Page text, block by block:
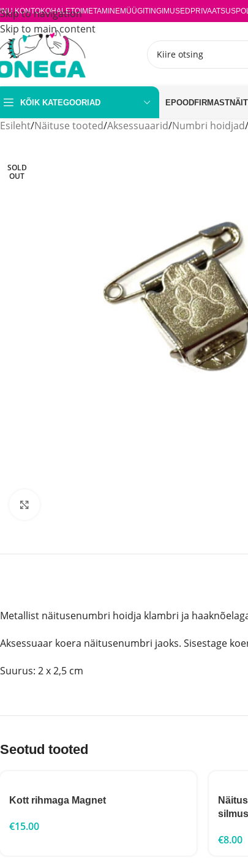
Skip to navigation
Skip to main content
KONTOKOHALETOIMETAMINEMÜÜGITINGIMUSED
KÕIK KATEGOORIAD EPOODFIRMAST
Esileht/Näituse tooted/Aksessuaarid/Numbri hoidjad/
SOLD
OUT
Metallist näitusenumbri hoidja klambri ja
Aksessuaar koera näitusenumbri jaoks. Sisestage
Suurus: 2 x 2,5 cm
Seotud tooted
Kott rihmaga Magnet
€15.00
silmus
€8.00